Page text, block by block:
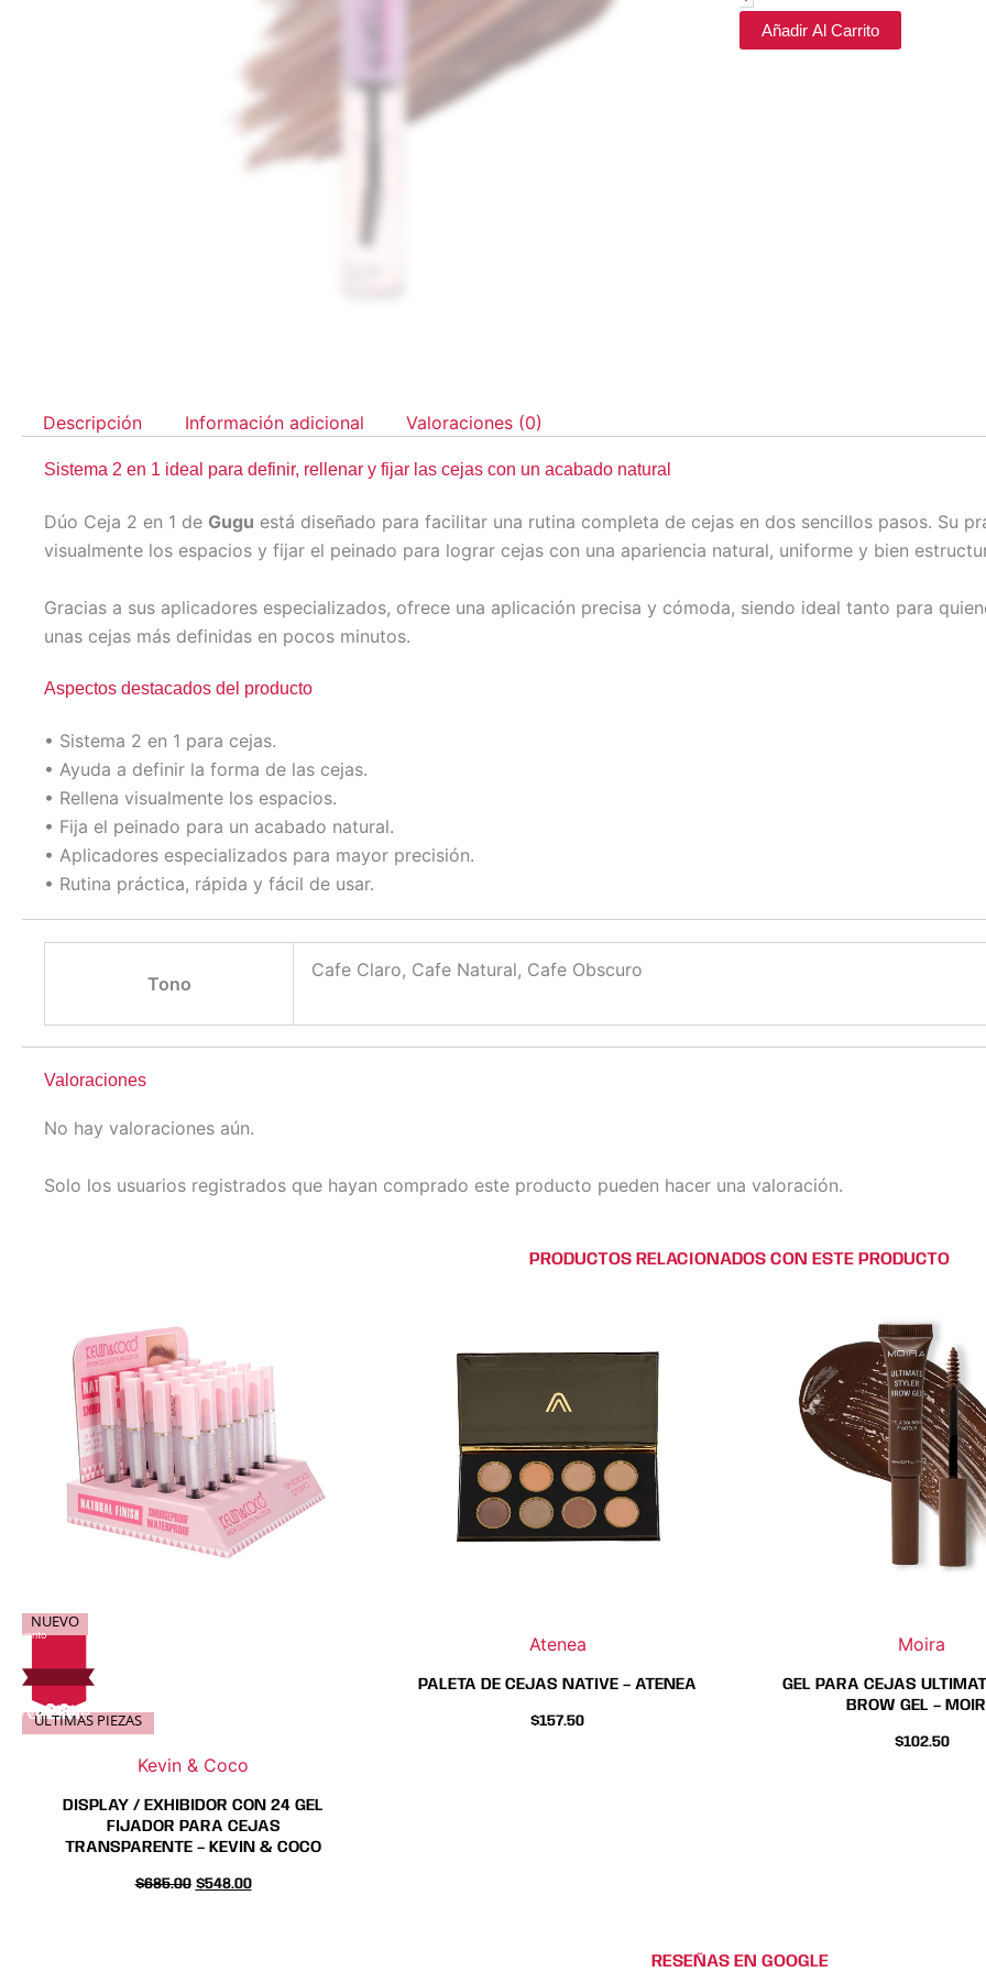
Añadir Al Carrito
Descripción Información adicional Valoraciones (0)
Sistema 2 en 1 ideal para definir, rellenar y fijar las cejas con un acabado natural
Dúo Ceja 2 en 1 de Gugu está diseñado para facilitar una rutina completa de cejas en dos sencillos pasos. Su
visualmente los espacios y fijar el peinado para lograr cejas con una apariencia natural, uniforme y bien
Gracias a sus aplicadores especializados, ofrece una aplicación precisa y cómoda, siendo ideal tanto para
unas cejas más definidas en pocos minutos.
Aspectos destacados del producto
• Sistema 2 en 1 para cejas.
• Ayuda a definir la forma de las cejas.
• Rellena visualmente los espacios.
• Fija el peinado para un acabado natural.
• Aplicadores especializados para mayor precisión.
• Rutina práctica, rápida y fácil de usar.
Tono
Cafe Claro, Cafe Natural, Cafe Obscuro
Valoraciones
No hay valoraciones aún.
Solo los usuarios registrados que hayan comprado este producto pueden hacer una valoración.
PRODUCTOS RELACIONADOS CON ESTE PRODUCTO
NUEVO
On Sale
¡Sale!
%
Off
20
$137137$
20%
137
$
ÚLTIMAS PIEZAS
Kevin & Coco
DISPLAY / EXHIBIDOR CON 24 GEL
FIJADOR PARA CEJAS
TRANSPARENTE – KEVIN & COCO
$685.00
$685.00.
$548.00
Atenea
PALETA DE CEJAS NATIVE – ATENEA
$157.50
Moira
tiene
múltiples
Las
se
pueden
elegir
en
de
GEL PARA CEJAS
BROW GEL –
$102.50
tiene
Las
se
en
RESEÑAS EN GOOGLE